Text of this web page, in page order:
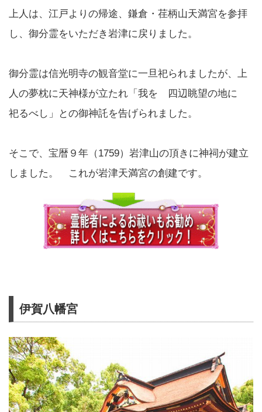
上人は、江戸よりの帰途、鎌倉・荏柄山天満宮を参拝
し、御分霊をいただき岩津に戻りました。
御分霊は信光明寺の観音堂に一旦祀られましたが、上
人の夢枕に天神様が立たれ「我を 四辺眺望の地に
祀るべし」との御神託を告げられました。
そこで、宝暦９年（1759）岩津山の頂きに神祠が建立
しました。 これが岩津天満宮の創建です。
伊賀八幡宮